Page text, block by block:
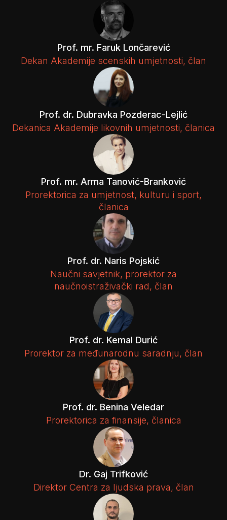
Prof. mr. Faruk Lončarević
Dekan Akademije scenskih umjetnosti, član
Prof. dr. Dubravka Pozderac-Lejlić
Dekanica Akademije likovnih umjetnosti, članica
Prof. mr. Arma Tanović-Branković
Prorektorica za umjetnost, kulturu i sport,
članica
Prof. dr. Naris Pojskić
Naučni savjetnik, prorektor za
naučnoistraživački rad, član
Prof. dr. Kemal Durić
Prorektor za međunarodnu saradnju, član
Prof. dr. Benina Veledar
Prorektorica za finansije, članica
Dr. Gaj Trifković
Direktor Centra za ljudska prava, član